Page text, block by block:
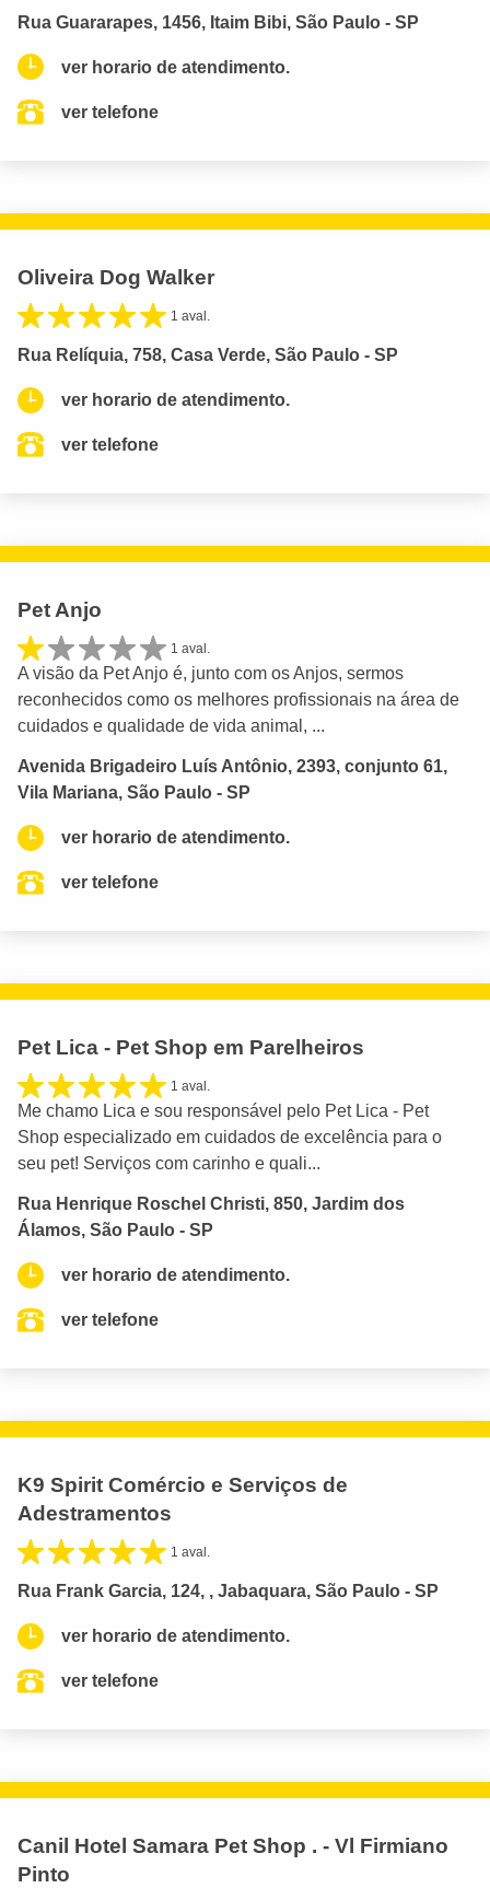
Rua Guararapes, 1456, Itaim Bibi, São Paulo - SP
ver horario de atendimento.
ver telefone
Oliveira Dog Walker
1 aval.
Rua Relíquia, 758, Casa Verde, São Paulo - SP
ver horario de atendimento.
ver telefone
Pet Anjo
1 aval.
A visão da Pet Anjo é, junto com os Anjos, sermos
reconhecidos como os melhores profissionais na área de
cuidados e qualidade de vida animal, ...
Avenida Brigadeiro Luís Antônio, 2393, conjunto 61,
Vila Mariana, São Paulo - SP
ver horario de atendimento.
ver telefone
Pet Lica - Pet Shop em Parelheiros
1 aval.
Me chamo Lica e sou responsável pelo Pet Lica - Pet
Shop especializado em cuidados de excelência para o
seu pet! Serviços com carinho e quali...
Rua Henrique Roschel Christi, 850, Jardim dos
Álamos, São Paulo - SP
ver horario de atendimento.
ver telefone
K9 Spirit Comércio e Serviços de
Adestramentos
1 aval.
Rua Frank Garcia, 124, , Jabaquara, São Paulo - SP
ver horario de atendimento.
ver telefone
Canil Hotel Samara Pet Shop . - Vl Firmiano
Pinto